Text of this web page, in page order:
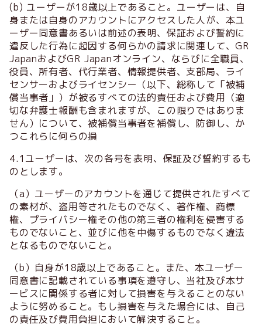
(b) ユーザーが18歳以上であること。ユーザーは、自
身または自身のアカウントにアクセスした人が、本ユ
ーザー同意書あるいは前述の表明、保証および誓約に
違反した行為に起因する何らかの請求に関連して、GR
JapanおよびGR Japanオンライン、ならびに全職員、
役員、所有者、代行業者、情報提供者、支部局、ライ
センサーおよびライセンシー（以下、総称して「被補
償当事者」）が被るすべての法的責任および費用（適
切な弁護士報酬も含まれますが、この限りではありま
せん）について、被補償当事者を補償し、防御し、か
つこれらに何らの損
4.1ユーザーは、次の各号を表明、保証及び誓約するも
のとします。
（a）ユーザーのアカウントを通じて提供されたすべて
の素材が、盗用等されたものでなく、著作権、商標
権、プライバシー権その他の第三者の権利を侵害する
ものでないこと、並びに他を中傷するものでなく違法
となるものでないこと。
（b）自身が18歳以上であること。また、本ユーザー
同意書に記載されている事項を遵守し、当社及び本サ
ービスに関係する者に対して損害を与えることのない
ように努めること。もし損害を与えた場合には、自己
の責任及び費用負担において解決すること。